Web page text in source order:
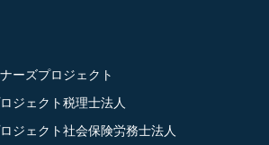
ーズプロジェクト
ジェクト税理士法人
ジェクト社会保険労務士法人